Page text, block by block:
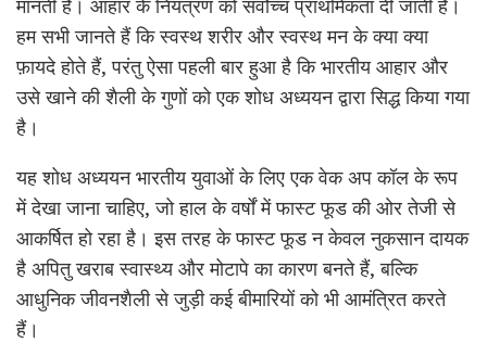
हम सभी जानते हैं कि स्वस्थ शरीर और स्वस्थ मन के क्या क्या
फ़ायदे होते हैं, परंतु ऐसा पहली बार हुआ है कि भारतीय आहार और
उसे खाने की शैली के गुणों को एक शोध अध्ययन द्वारा सिद्ध किया गया
है।
यह शोध अध्ययन भारतीय युवाओं के लिए एक वेक अप कॉल के रूप
में देखा जाना चाहिए, जो हाल के वर्षों में फास्ट फूड की ओर तेजी से
आकर्षित हो रहा है। इस तरह के फास्ट फूड न केवल नुकसान दायक
है अपितु खराब स्वास्थ्य और मोटापे का कारण बनते हैं, बल्कि
आधुनिक जीवनशैली से जुड़ी कई बीमारियों को भी आमंत्रित करते
हैं।